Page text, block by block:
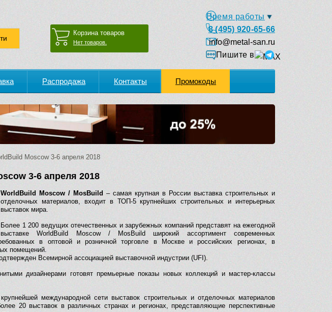
Корзина товаров
Нет товаров.
Время работы
8 (495) 920-65-66
info@metal-san.ru
Пишите в
Распродажа Контакты Промокоды
Moscow 3-6 апреля 2018
3-6 апреля 2018
WorldBuild Moscow / MosBuild – самая крупная в России выставка строительных и
отделочных материалов, входит в ТОП-5 крупнейших строительных и интерьерных
выставок мира.
Более 1 200 ведущих отечественных и зарубежных компаний представят на ежегодной
выставке WorldBuild Moscow / MosBuild широкий ассортимент современных
в оптовой и розничной торговле в Москве и российских регионах, в
помещений.
Всемирной ассоциацией выставочной индустрии (UFI).
дизайнерами готовят премьерные показы новых коллекций и мастер-классы
международной сети выставок строительных и отделочных материалов
20 выставок в различных странах и регионах, представляющие перспективные